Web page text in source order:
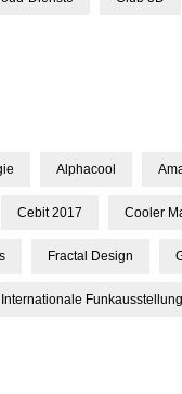
Alphacool
Cebit 2017 Cooler
Fractal Design
Internationale Funkausstellung